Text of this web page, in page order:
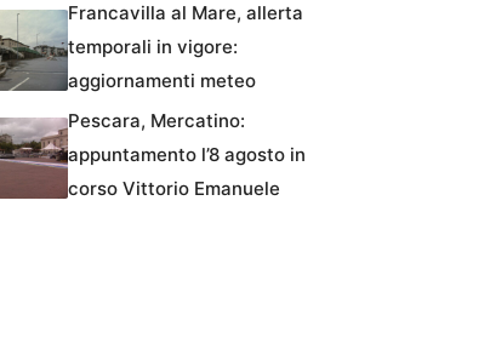
Francavilla al Mare, allerta
temporali in vigore:
aggiornamenti meteo
Pescara, Mercatino:
appuntamento l’8 agosto in
corso Vittorio Emanuele